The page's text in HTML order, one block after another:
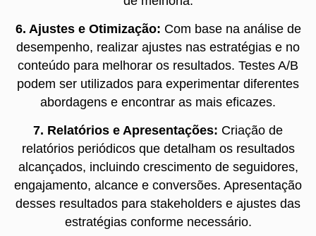
6. Ajustes e Otimização: Com base na análise de
desempenho, realizar ajustes nas estratégias e no
conteúdo para melhorar os resultados. Testes A/B
podem ser utilizados para experimentar diferentes
abordagens e encontrar as mais eficazes.
7. Relatórios e Apresentações: Criação de
relatórios periódicos que detalham os resultados
alcançados, incluindo crescimento de seguidores,
engajamento, alcance e conversões. Apresentação
desses resultados para stakeholders e ajustes das
estratégias conforme necessário.